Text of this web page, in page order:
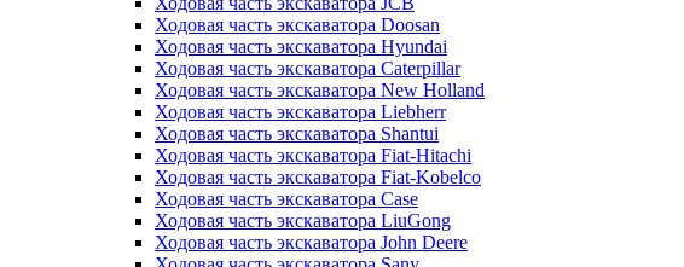
Ходовая часть экскаватора Doosan
Ходовая часть экскаватора Hyundai
Ходовая часть экскаватора Caterpillar
Ходовая часть экскаватора New Holland
Ходовая часть экскаватора Liebherr
Ходовая часть экскаватора Shantui
Ходовая часть экскаватора Fiat-Hitachi
Ходовая часть экскаватора Fiat-Kobelco
Ходовая часть экскаватора Case
Ходовая часть экскаватора LiuGong
Ходовая часть экскаватора John Deere